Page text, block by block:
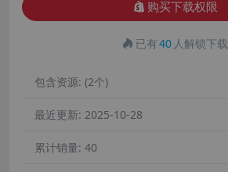
购买下载权限
已有40 人解锁下载
包含资源: (2个)
最近更新: 2025-10-28
累计销量: 40